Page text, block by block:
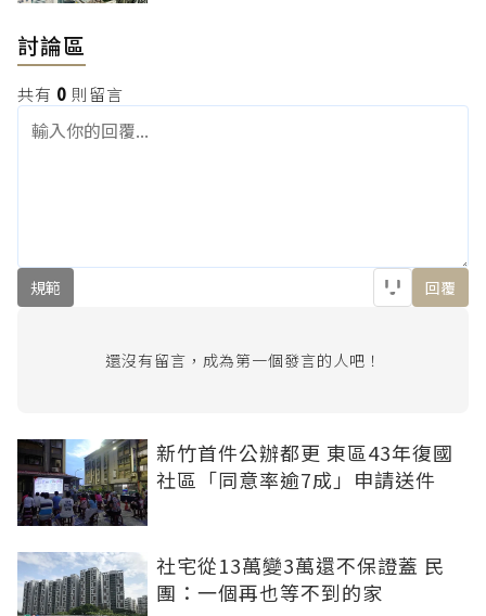
討論區
共有 0 則留言
規範 回覆
還沒有留言，成為第一個發言的人吧！
新竹首件公辦都更 東區43年復國
社區「同意率逾7成」申請送件
社宅從13萬變3萬還不保證蓋 民
團：一個再也等不到的家